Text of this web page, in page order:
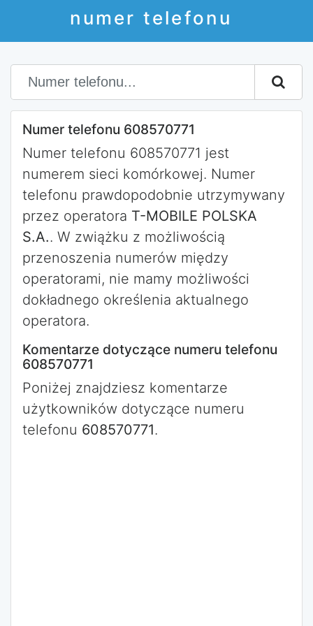
numer telefonu
Numer telefonu 608570771
Numer telefonu 608570771 jest
numerem sieci komórkowej. Numer
telefonu prawdopodobnie utrzymywany
przez operatora T-MOBILE POLSKA
S.A.. W zwiążku z możliwością
przenoszenia numerów między
operatorami, nie mamy możliwości
dokładnego określenia aktualnego
operatora.
Komentarze dotyczące numeru telefonu
608570771
Poniżej znajdziesz komentarze
użytkowników dotyczące numeru
telefonu 608570771.